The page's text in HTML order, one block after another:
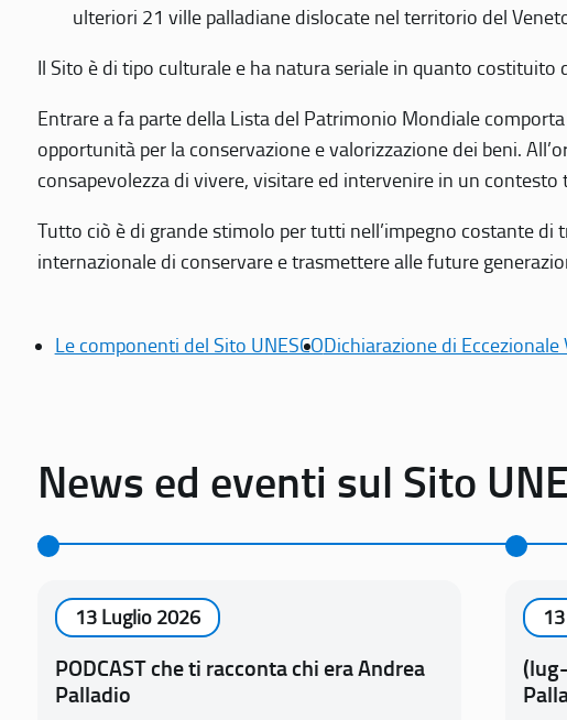
ulteriori 21 ville palladiane dislocate nel territorio del
Il Sito è di tipo culturale e ha natura seriale in quanto
Entrare a fa parte della Lista del Patrimonio Mondiale
opportunità per la conservazione e valorizzazione dei beni.
consapevolezza di vivere, visitare ed intervenire in un
Tutto ciò è di grande stimolo per tutti nell’impegno costante
internazionale di conservare e trasmettere alle future
Le componenti del Sito UNESCODichiarazione di Eccezionale
News ed eventi sul Sito
13 Luglio 2026
PODCAST che ti racconta chi era Andrea
Palladio